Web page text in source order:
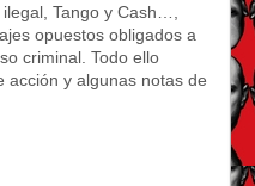
Tango y Cash…,
opuestos obligados a
criminal. Todo ello
acción y algunas notas de